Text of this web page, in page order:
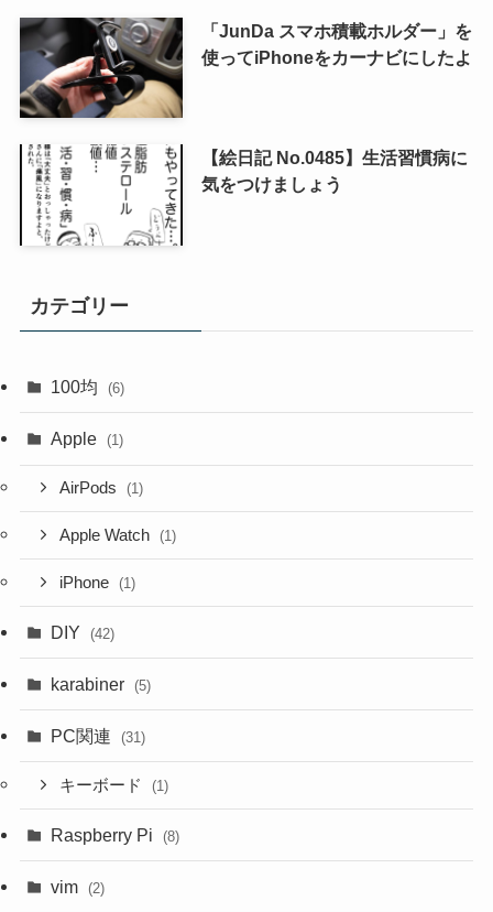
「JunDa スマホ積載ホルダー」を
使ってiPhoneをカーナビにしたよ
【絵日記 No.0485】生活習慣病に
気をつけましょう
カテゴリー
100均 (6)
Apple (1)
AirPods (1)
Apple Watch (1)
iPhone (1)
DIY (42)
karabiner (5)
PC関連 (31)
キーボード (1)
Raspberry Pi (8)
vim (2)